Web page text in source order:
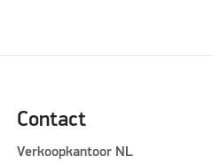
Contact
Verkoopkantoor NL